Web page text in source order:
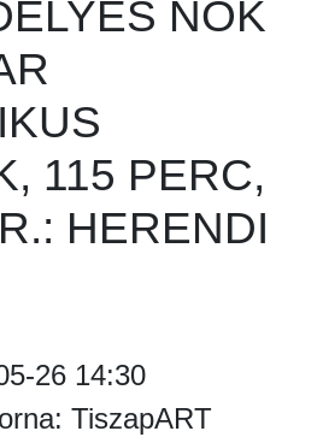
NŐK
115 PERC,
HERENDI
26 14:30
TiszapART